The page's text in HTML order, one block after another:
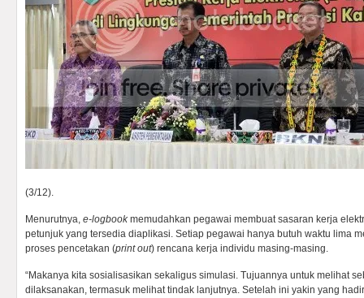
(3/12).
Menurutnya, e-logbookmemudahkan pegawai membuat sasaran kerja
petunjuk yang tersedia diaplikasi. Setiap pegawai hanya butuh waktu lima
proses pencetakan (print out) rencana kerja individu masing-masing.
“Makanya kita sosialisasikan sekaligus simulasi. Tujuannya untuk melihat
dilaksanakan, termasuk melihat tindak lanjutnya. Setelah ini yakin yang